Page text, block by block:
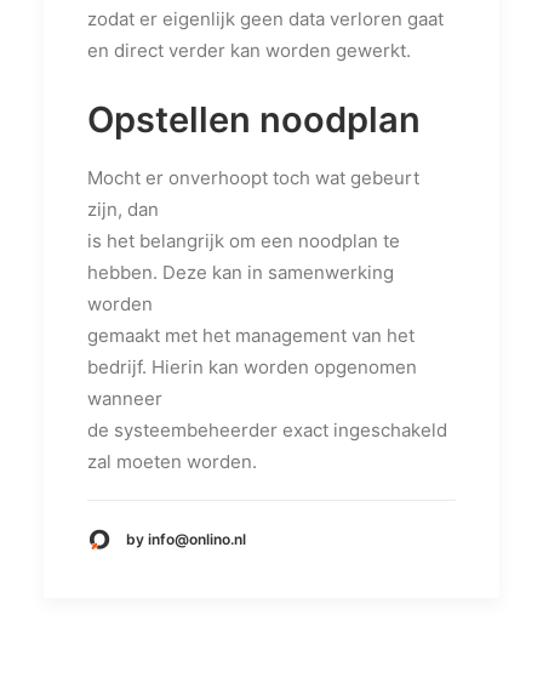
zodat er eigenlijk geen data verloren gaat
en direct verder kan worden gewerkt.
Opstellen noodplan
Mocht er onverhoopt toch wat gebeurt
zijn, dan
is het belangrijk om een noodplan te
hebben. Deze kan in samenwerking
worden
gemaakt met het management van het
bedrijf. Hierin kan worden opgenomen
wanneer
de systeembeheerder exact ingeschakeld
zal moeten worden.
by info@onlino.nl